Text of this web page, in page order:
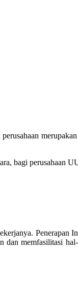
bagi perusahaan
Penerapan
dan memfasilitasi